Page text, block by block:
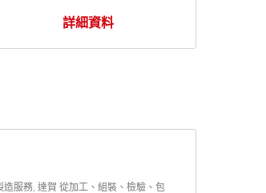
詳細資料
服務, 達賀 從加工、組裝、檢驗、包